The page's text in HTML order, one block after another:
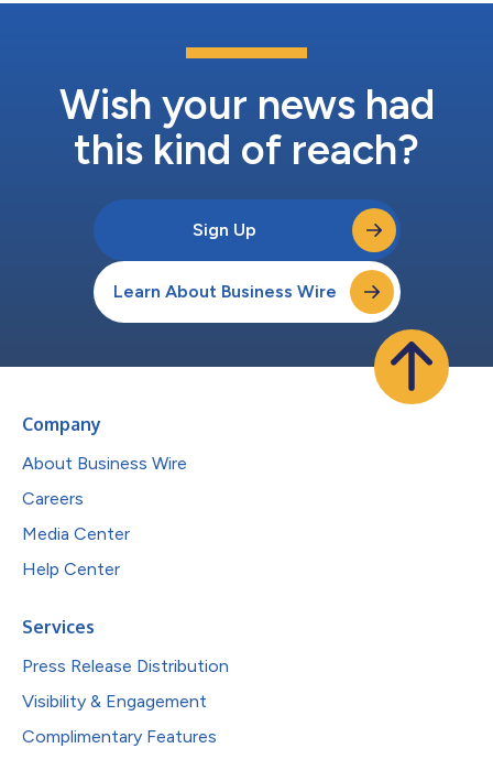
Wish your news had
this kind of reach?
Sign Up
Learn About Business Wire
Company
About Business Wire
Careers
Media Center
Help Center
Services
Press Release Distribution
Visibility & Engagement
Complimentary Features